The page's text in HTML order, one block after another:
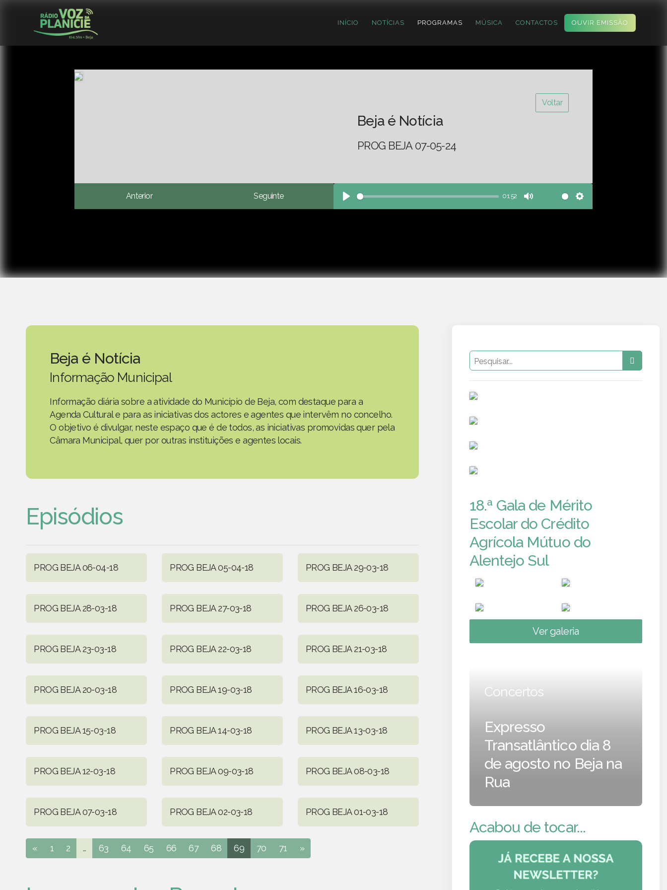
INÍCIO NOTÍCIAS PROGRAMAS MÚSICA CONTACTOS OUVIR EMISSÃO
Voltar
Beja é Notícia
PROG BEJA 07-05-24
Anterior Seguinte
Play
01:52
Mute Settings
Beja é Notícia
Informação Municipal
Informação diária sobre a atividade do Município de Beja, com destaque para a
Agenda Cultural e para as iniciativas dos actores e agentes que intervêm no concelho.
O objetivo é divulgar, neste espaço que é de todos, as iniciativas promovidas quer pela
Câmara Municipal, quer por outras instituições e agentes locais.
Episódios
PROG BEJA 06-04-18 PROG BEJA 05-04-18 PROG BEJA 29-03-18
PROG BEJA 28-03-18 PROG BEJA 27-03-18 PROG BEJA 26-03-18
PROG BEJA 23-03-18 PROG BEJA 22-03-18 PROG BEJA 21-03-18
PROG BEJA 20-03-18 PROG BEJA 19-03-18 PROG BEJA 16-03-18
PROG BEJA 15-03-18 PROG BEJA 14-03-18 PROG BEJA 13-03-18
PROG BEJA 12-03-18 PROG BEJA 09-03-18 PROG BEJA 08-03-18
PROG BEJA 07-03-18 PROG BEJA 02-03-18 PROG BEJA 01-03-18
« 1 2 ... 63 64 65 66 67 68 69 70 71 »
18.ª Gala de Mérito
Escolar do Crédito
Agrícola Mútuo do
Alentejo Sul
Ver galeria
Concertos
Expresso
Transatlântico dia 8
de agosto no Beja na
Rua
Acabou de tocar...